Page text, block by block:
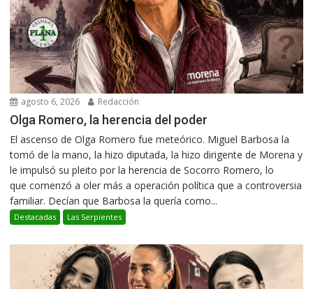
agosto 6, 2026 Redacción
Olga Romero, la herencia del poder
El ascenso de Olga Romero fue meteórico. Miguel Barbosa la
tomó de la mano, la hizo diputada, la hizo dirigente de Morena y
le impulsó su pleito por la herencia de Socorro Romero, lo
que comenzó a oler más a operación política que a controversia
familiar. Decían que Barbosa la quería como...
Destacadas Las Serpientes